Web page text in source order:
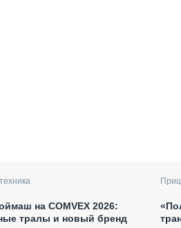
на COMVEX 2026:
тралы и новый бренд